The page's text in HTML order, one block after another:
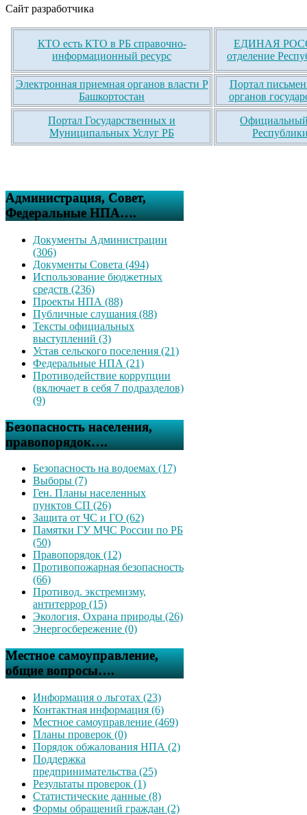
Сайт разработчика
КТО есть КТО в РБ справочно-
информационный ресурс
ЕДИНАЯ
отделение
Электронная приемная органов власти Р
Башкортостан
Портал
органов
Портал Государственных и
Муниципальных Услуг РБ
Официальный
Администрация, Совет,
Федеральные НПА….
Документы Администрации
(306)
Документы Совета (494)
Использование бюджетных
средств (236)
Проекты НПА (88)
Публичные слушания (88)
Тексты официальных
выступлений (3)
Устав сельского поселения (21)
Федеральные НПА (21)
Противодействие коррупции
(включает в себя 7 подразделов)
(9)
Безопасность населения,
правопорядок….
Безопасность на водоемах (17)
Выборы (7)
Ген. Планы населенных
пунктов СП (26)
Защита от ЧС и ГО (62)
Памятки ГУ МЧС России по РБ
(50)
Правопорядок (12)
Противопожарная безопасность
(66)
Противод. экстремизму,
антитеррор (15)
Экология, Охрана природы (26)
Энергосбережение (0)
Местное самоуправление,
общие вопросы….
Информация о льготах (23)
Контактная информация (6)
Местное самоуправление (469)
Планы проверок (0)
Порядок обжалования НПА (2)
Поддержка
предпринимательства (25)
Результаты проверок (1)
Статистические данные (8)
Формы обращений граждан (2)